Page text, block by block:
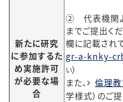
新たに研究
に参加するた
め実施許可
が必要な場
合
② 代表機関よ
までご提出く
欄に記載され
gr-a-knky-
い）
また、
倫理
学様式）のご